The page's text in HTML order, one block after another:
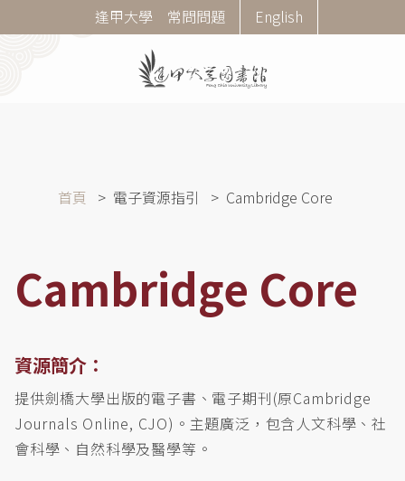
至
Corner
Menu
逢甲大學 常問問題 English
首頁 電子資源指引 Cambridge Core
Cambridge Core
資源簡介：
提供劍橋大學出版的電子書、電子期刊(原Cambridge
Journals Online, CJO)。主題廣泛，包含人文科學、社
會科學、自然科學及醫學等。